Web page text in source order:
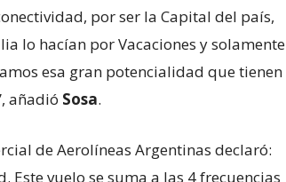
por ser la Capital del país,
lo hacían por Vacaciones y solamente
esa gran potencialidad que tienen
añadió Sosa.
de Aerolíneas Argentinas declaró:
Este vuelo se suma a las 4 frecuencias